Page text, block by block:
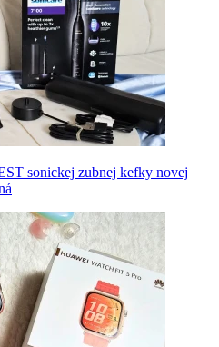
sonickej zubnej kefky novej